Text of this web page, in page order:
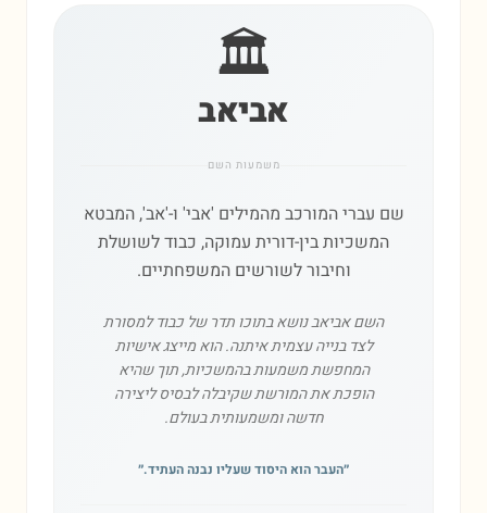
🏛️
אביאב
משמעות השם
שם עברי המורכב מהמילים 'אבי' ו-'אב', המבטא
המשכיות בין-דורית עמוקה, כבוד לשושלת
וחיבור לשורשים המשפחתיים.
השם אביאב נושא בתוכו תדר של כבוד למסורת
לצד בנייה עצמית איתנה. הוא מייצג אישיות
המחפשת משמעות בהמשכיות, תוך שהיא
הופכת את המורשת שקיבלה לבסיס ליצירה
חדשה ומשמעותית בעולם.
״העבר הוא היסוד שעליו נבנה העתיד.״